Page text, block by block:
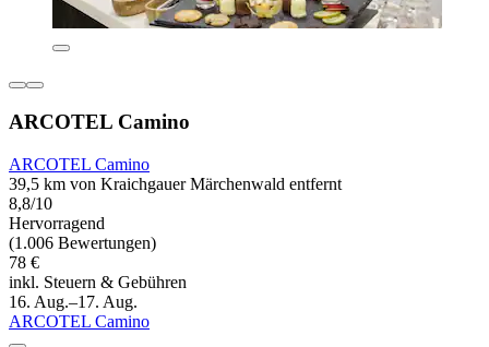
ARCOTEL Camino
ARCOTEL Camino
39,5 km von Kraichgauer Märchenwald entfernt
8,8/10
Hervorragend
(1.006 Bewertungen)
78 €
inkl. Steuern & Gebühren
16. Aug.–17. Aug.
ARCOTEL Camino